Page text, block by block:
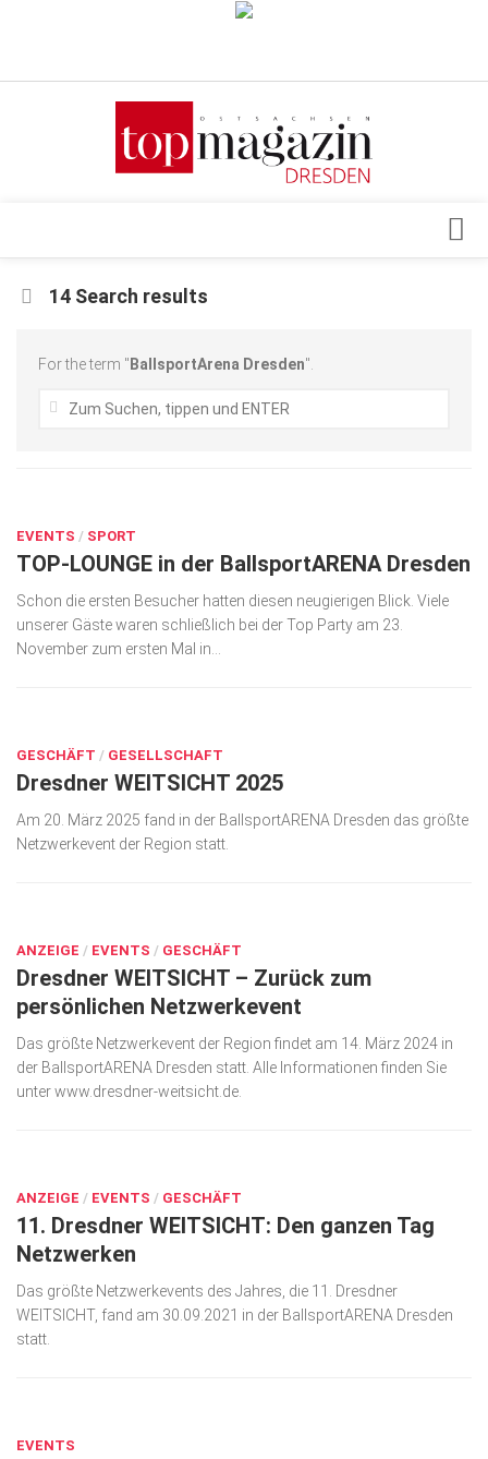
Verkaufsstellen
Top Gesundheitsforum Dresden / Ostsachsen
Genuss
Geschäft
Lifestyle
Ausflug & Reise
Podcast
14 Search results
For the term " BallsportArena Dresden".
EVENTS / SPORT
TOP-LOUNGE in der BallsportARENA Dresden
Schon die ersten Besucher hatten diesen neugierigen Blick. Viele
unserer Gäste waren schließlich bei der Top Party am 23.
November zum ersten Mal in...
GESCHÄFT / GESELLSCHAFT
Dresdner WEITSICHT 2025
Am 20. März 2025 fand in der BallsportARENA Dresden das größte
Netzwerkevent der Region statt.
ANZEIGE / EVENTS / GESCHÄFT
Dresdner WEITSICHT – Zurück zum
persönlichen Netzwerkevent
Das größte Netzwerkevent der Region findet am 14. März 2024 in
der BallsportARENA Dresden statt. Alle Informationen finden Sie
unter www.dresdner-weitsicht.de.
ANZEIGE / EVENTS / GESCHÄFT
11. Dresdner WEITSICHT: Den ganzen Tag
Netzwerken
Das größte Netzwerkevents des Jahres, die 11. Dresdner
WEITSICHT, fand am 30.09.2021 in der BallsportARENA Dresden
statt.
EVENTS